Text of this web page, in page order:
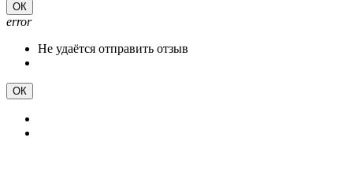
ОК
error
Не удаётся отправить отзыв
ОК